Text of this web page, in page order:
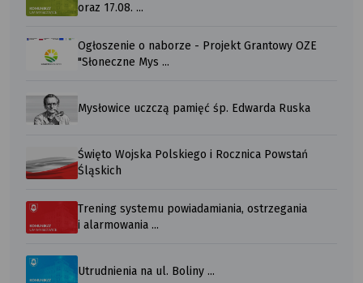
oraz 17.08. ...
Ogłoszenie o naborze - Projekt Grantowy OZE
"Słoneczne Mys ...
Mysłowice uczczą pamięć śp. Edwarda Ruska
Święto Wojska Polskiego i Rocznica Powstań
Śląskich
Trening systemu powiadamiania, ostrzegania
i alarmowania ...
Utrudnienia na ul. Boliny ...